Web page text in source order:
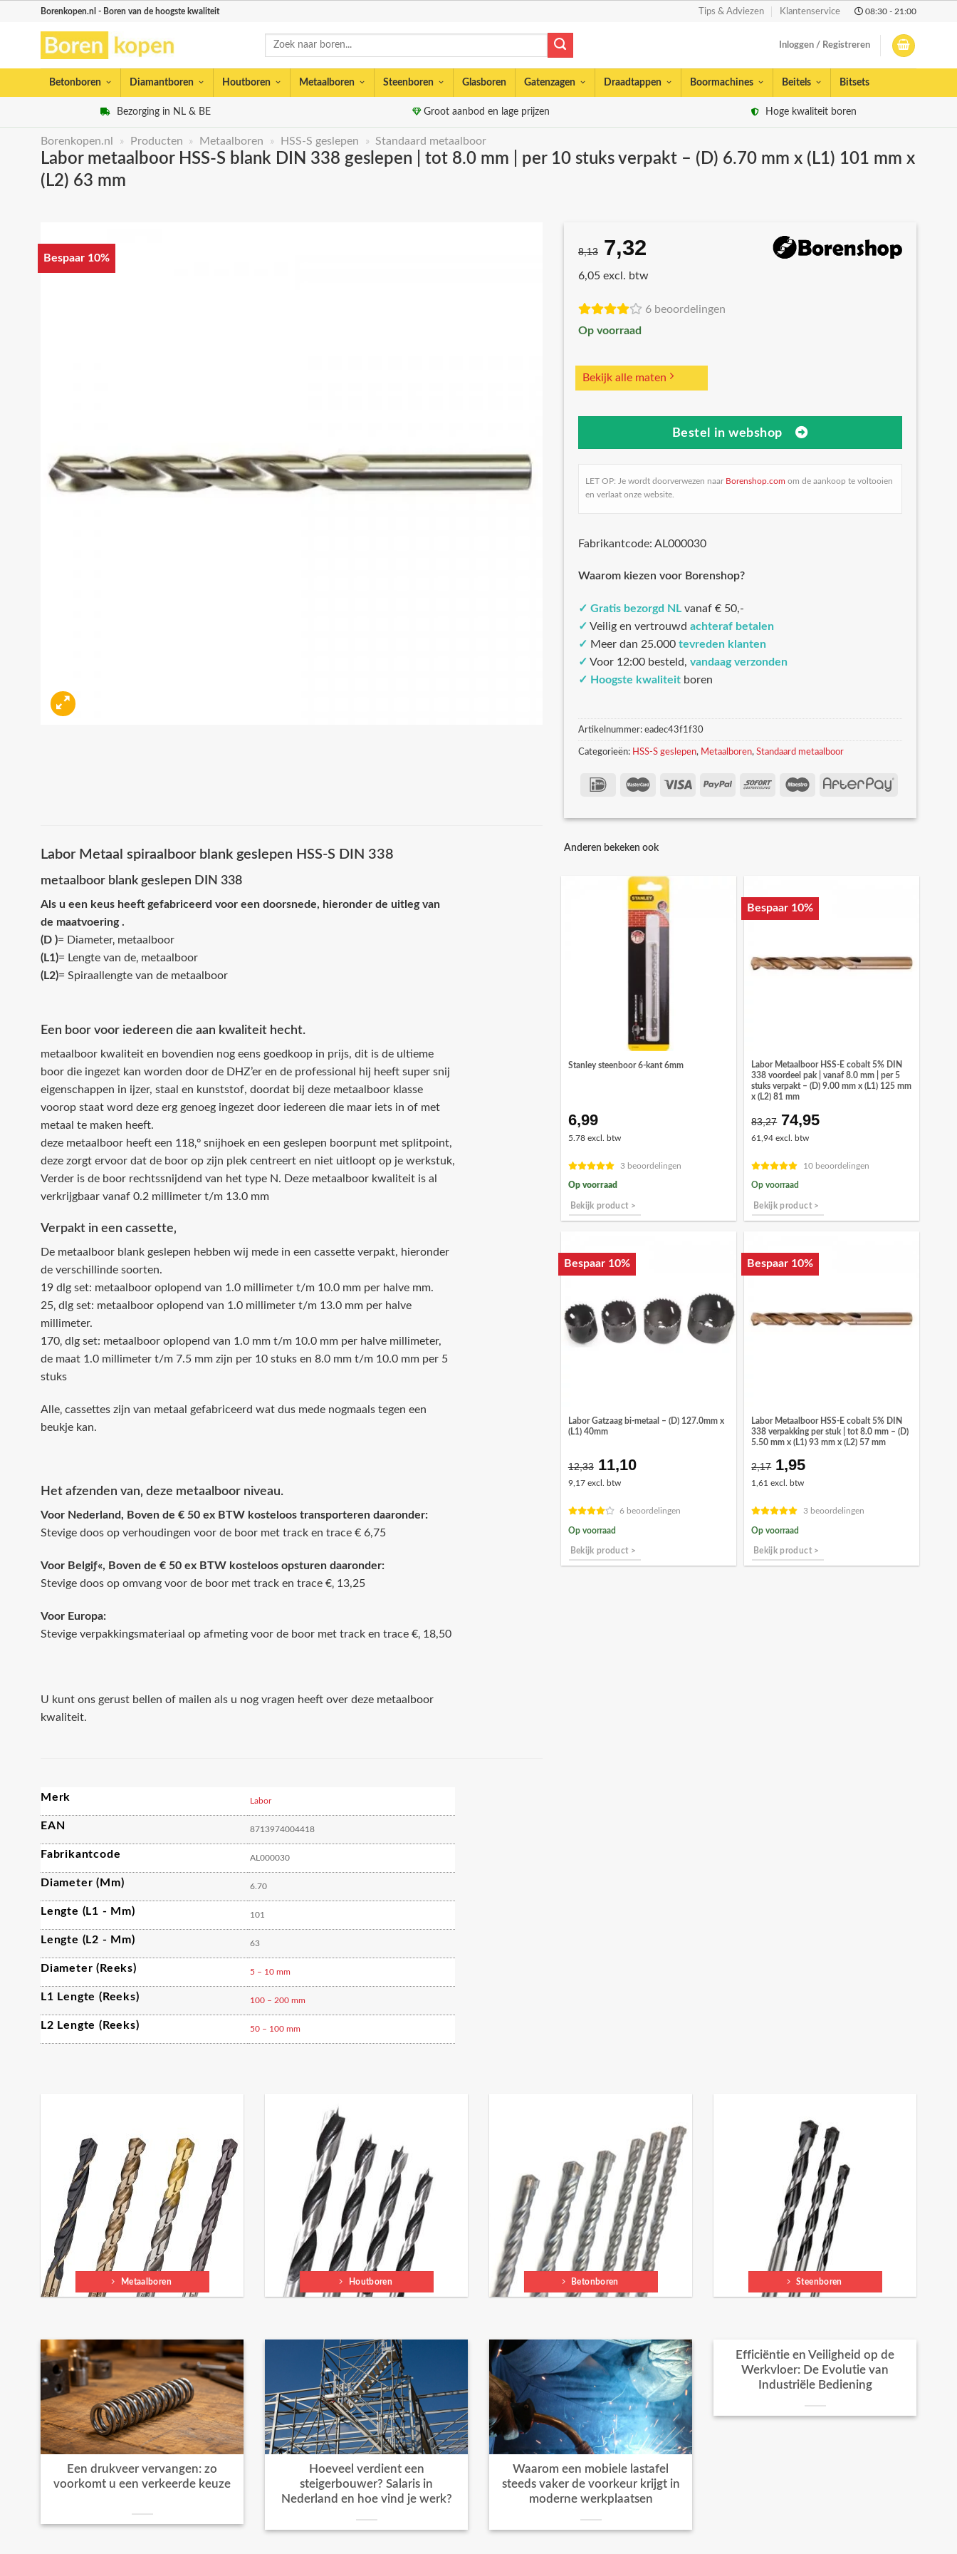
Borenkopen.nl - Boren van de hoogste kwaliteit Tips & Adviezen Klantenservice 08:30 - 21:00
Zoeken
Inloggen / Registreren
Betonboren Diamantboren Houtboren Metaalboren Steenboren Glasboren Gatenzagen Draadtappen Boormachines Beitels Bitsets
Bezorging in NL & BE Groot aanbod en lage prijzen Hoge kwaliteit boren
Borenkopen.nl » Producten » Metaalboren » HSS-S geslepen » Standaard metaalboor
Labor metaalboor HSS-S blank DIN 338 geslepen | tot 8.0 mm | per 10 stuks verpakt – (D) 6.70 mm x (L1) 101 mm x
(L2) 63 mm
Bespaar 10%
8,13 Oorspronkelijke
prijs
€8,13.
7,32
prijs
€7,32.
6,05 excl. btw
6 beoordelingen
Op voorraad
Bekijk alle maten
Bestel in webshop
LET OP: Je wordt doorverwezen naar Borenshop.com om de aankoop te voltooien
en verlaat onze website.
Fabrikantcode: AL000030
Waarom kiezen voor Borenshop?
✓ Gratis bezorgd NL vanaf € 50,-
✓ Veilig en vertrouwd achteraf betalen
✓ Meer dan 25.000 tevreden klanten
✓ Voor 12:00 besteld, vandaag verzonden
✓ Hoogste kwaliteit boren
Artikelnummer: eadec43f1f30
Categorieën: HSS-S geslepen, Metaalboren, Standaard metaalboor
Labor Metaal spiraalboor blank geslepen HSS-S DIN 338
metaalboor blank geslepen DIN 338
Als u een keus heeft gefabriceerd voor een doorsnede, hieronder de uitleg van
de maatvoering .
(D )= Diameter‚ metaalboor
(L1)= Lengte van de‚ metaalboor
(L2)= Spiraallengte van de metaalboor
Een boor voor iedereen die aan kwaliteit hecht.
metaalboor kwaliteit en bovendien nog eens goedkoop in prijs, dit is de ultieme
boor die ingezet kan worden door de DHZ’er en de professional hij heeft super snij
eigenschappen in ijzer, staal en kunststof, doordat bij deze metaalboor klasse
voorop staat word deze erg genoeg ingezet door iedereen die maar iets in of met
metaal te maken heeft.
deze metaalboor heeft een 118‚º snijhoek en een geslepen boorpunt met splitpoint,
deze zorgt ervoor dat de boor op zijn plek centreert en niet uitloopt op je werkstuk,
Verder is de boor rechtssnijdend van het type N. Deze metaalboor kwaliteit is al
verkrijgbaar vanaf 0.2 millimeter t/m 13.0 mm
Verpakt in een cassette‚
De metaalboor blank geslepen hebben wij mede in een cassette verpakt, hieronder
de verschillinde soorten.
19 dlg set: metaalboor oplopend van 1.0 millimeter t/m 10.0 mm per halve mm.
25‚ dlg set: metaalboor oplopend van 1.0 millimeter t/m 13.0 mm per halve
millimeter.
170‚ dlg set: metaalboor oplopend van 1.0 mm t/m 10.0 mm per halve millimeter,
de maat 1.0 millimeter t/m 7.5 mm zijn per 10 stuks en 8.0 mm t/m 10.0 mm per 5
stuks
Alle‚ cassettes zijn van metaal gefabriceerd wat dus mede nogmaals tegen een
beukje kan.
Het afzenden van‚ deze metaalboor niveau.
Voor Nederland, Boven de € 50 ex BTW kosteloos transporteren daaronder:
Stevige doos op verhoudingen voor de boor met track en trace € 6,75
Voor Belgiƒ«, Boven de € 50 ex BTW kosteloos opsturen daaronder:
Stevige doos op omvang voor de boor met track en trace €‚ 13,25
Voor Europa:
Stevige verpakkingsmateriaal op afmeting voor de boor met track en trace €‚ 18,50
U kunt ons gerust bellen of mailen als u nog vragen heeft over deze metaalboor
kwaliteit.
Merk Labor
EAN 8713974004418
Fabrikantcode AL000030
Diameter (mm) 6.70
Lengte (L1 - Mm) 101
Lengte (L2 - Mm) 63
Diameter (reeks) 5 – 10 mm
L1 Lengte (reeks) 100 – 200 mm
L2 Lengte (reeks) 50 – 100 mm
Anderen bekeken ook
Stanley steenboor 6-kant 6mm
6,99
5.78 excl. btw
3 beoordelingen
Op voorraad
Bekijk product >
Bespaar 10%
Labor Metaalboor HSS-E cobalt 5% DIN
338 voordeel pak | vanaf 8.0 mm | per 5
stuks verpakt – (D) 9.00 mm x (L1) 125 mm
x (L2) 81 mm
83,27 Oorspronkelijke
prijs
€83,27.
74,95Huidige
€74,95.
61,94 excl. btw
10 beoordelingen
Op voorraad
Bekijk product >
Bespaar 10%
Labor Gatzaag bi-metaal – (D) 127.0mm x
(L1) 40mm
12,33 Oorspronkelijke
prijs
€12,33.
11,10Huidige
€11,10.
9,17 excl. btw
6 beoordelingen
Op voorraad
Bekijk product >
Bespaar 10%
Labor Metaalboor HSS-E cobalt 5% DIN
338 verpakking per stuk | tot 8.0 mm – (D)
5.50 mm x (L1) 93 mm x (L2) 57 mm
2,17 Oorspronkelijke
prijs
€2,17.
1,95Huidige
€1,95.
1,61 excl. btw
3 beoordelingen
Op voorraad
Bekijk product >
Metaalboren Houtboren Betonboren Steenboren
Een drukveer vervangen: zo
voorkomt u een verkeerde keuze
Hoeveel verdient een
steigerbouwer? Salaris in
Nederland en hoe vind je werk?
Waarom een mobiele lastafel
steeds vaker de voorkeur krijgt in
moderne werkplaatsen
Efficiëntie en Veiligheid op de
Werkvloer: De Evolutie van
Industriële Bediening